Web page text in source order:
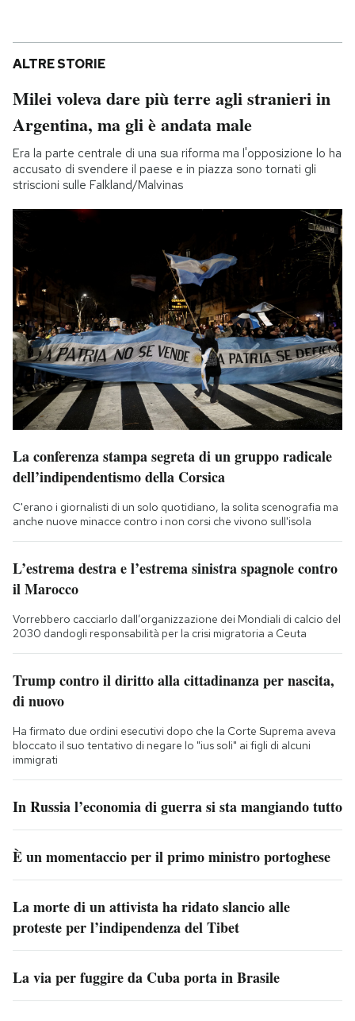
ALTRE STORIE
Milei voleva dare più terre agli stranieri in
Argentina, ma gli è andata male
Era la parte centrale di una sua riforma ma l'opposizione lo ha
accusato di svendere il paese e in piazza sono tornati gli
striscioni sulle Falkland/Malvinas
La conferenza stampa segreta di un gruppo radicale
dell’indipendentismo della Corsica
C'erano i giornalisti di un solo quotidiano, la solita scenografia ma
anche nuove minacce contro i non corsi che vivono sull'isola
L’estrema destra e l’estrema sinistra spagnole contro
il Marocco
Vorrebbero cacciarlo dall’organizzazione dei Mondiali di calcio del
2030 dandogli responsabilità per la crisi migratoria a Ceuta
Trump contro il diritto alla cittadinanza per nascita,
di nuovo
Ha firmato due ordini esecutivi dopo che la Corte Suprema aveva
bloccato il suo tentativo di negare lo "ius soli" ai figli di alcuni
immigrati
In Russia l’economia di guerra si sta mangiando tutto
È un momentaccio per il primo ministro portoghese
La morte di un attivista ha ridato slancio alle
proteste per l’indipendenza del Tibet
La via per fuggire da Cuba porta in Brasile